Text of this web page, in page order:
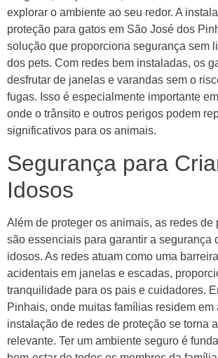
explorar o ambiente ao seu redor. A
proteção para gatos em São José dos
solução que proporciona segurança sem
dos pets. Com redes bem instaladas, os
desfrutar de janelas e varandas sem o
fugas. Isso é especialmente importante
onde o trânsito e outros perigos podem
significativos para os animais.
Segurança para
Idosos
Além de proteger os animais, as redes de
são essenciais para garantir a segurança
idosos. As redes atuam como uma
acidentais em janelas e escadas,
tranquilidade para os pais e cuidadores.
Pinhais, onde muitas famílias residem em
instalação de redes de proteção se torna
relevante. Ter um ambiente seguro é